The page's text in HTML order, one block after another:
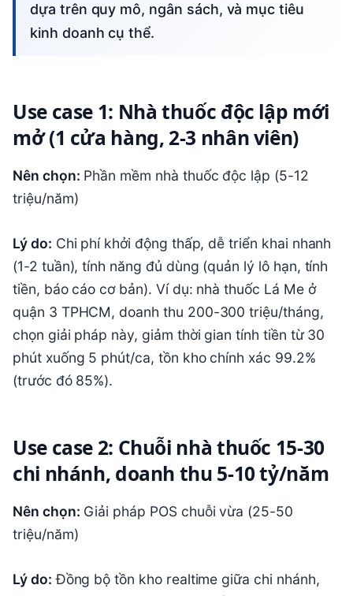
dựa trên quy mô, ngân sách, và mục tiêu
kinh doanh cụ thể.
Use case 1: Nhà thuốc độc lập mới
mở (1 cửa hàng, 2-3 nhân viên)
Nên chọn: Phần mềm nhà thuốc độc lập (5-12
triệu/năm)
Lý do: Chi phí khởi động thấp, dễ triển khai nhanh
(1-2 tuần), tính năng đủ dùng (quản lý lô hạn, tính
tiền, báo cáo cơ bản). Ví dụ: nhà thuốc Lá Me ở
quận 3 TPHCM, doanh thu 200-300 triệu/tháng,
chọn giải pháp này, giảm thời gian tính tiền từ 30
phút xuống 5 phút/ca, tồn kho chính xác 99.2%
(trước đó 85%).
Use case 2: Chuỗi nhà thuốc 15-30
chi nhánh, doanh thu 5-10 tỷ/năm
Nên chọn: Giải pháp POS chuỗi vừa (25-50
triệu/năm)
Lý do: Đồng bộ tồn kho realtime giữa chi nhánh,